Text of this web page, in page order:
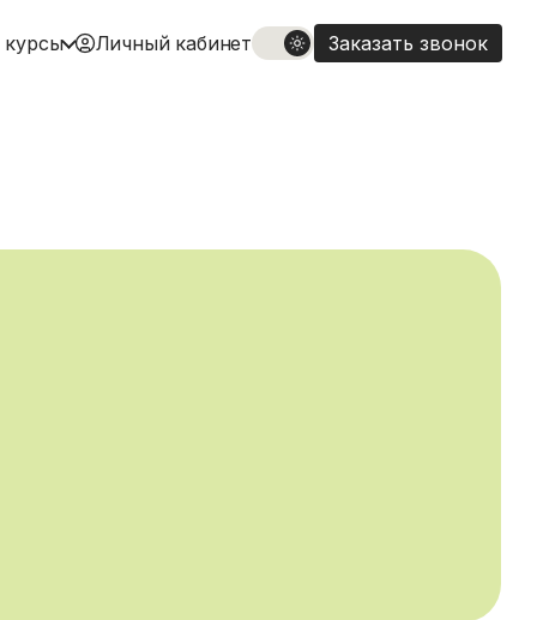
Личный кабинет Заказать звонок